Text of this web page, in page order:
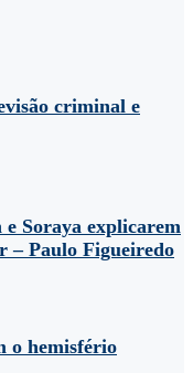
criminal e
Soraya explicarem
– Paulo Figueiredo
o hemisfério